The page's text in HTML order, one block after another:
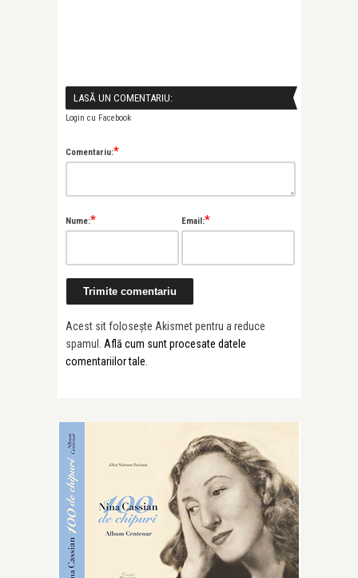
LASĂ UN COMENTARIU:
Login cu Facebook
Comentariu:*
Nume:* Email:*
Acest sit folosește Akismet pentru a reduce
spamul. Află cum sunt procesate datele
comentariilor tale